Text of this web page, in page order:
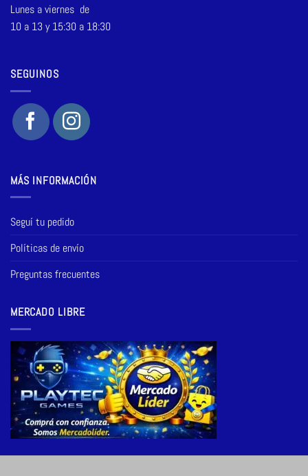
Lunes a viernes de
10 a 13 y 15:30 a 18:30
SEGUINOS
MÁS INFORMACIÓN
Seguí tu pedido
Políticas de envío
Preguntas frecuentes
MERCADO LIBRE